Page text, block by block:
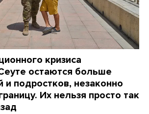
кризиса
остаются больше
и подростков, незаконно
Их нельзя просто так